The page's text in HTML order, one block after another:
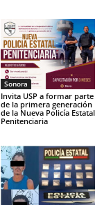
Sonora
Invita USP a formar parte
de la primera generación
de la Nueva Policía Estatal
Penitenciaria